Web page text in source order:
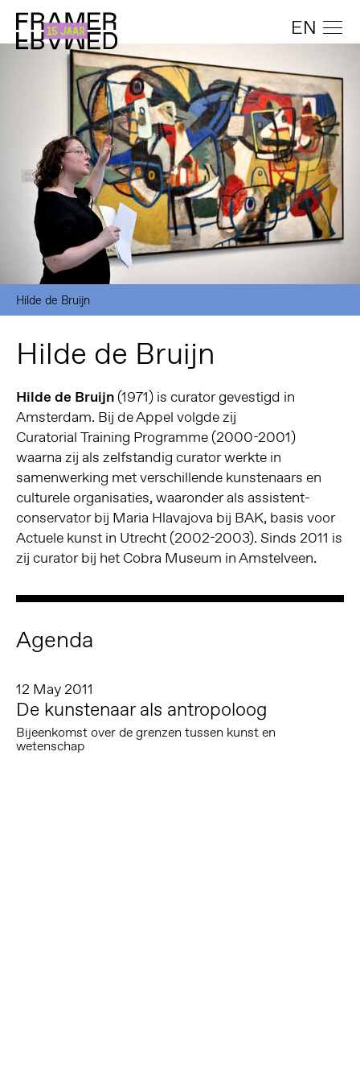
EN
Hilde de Bruijn
Hilde de Bruijn
Hilde de Bruijn(1971) is curator gevestigd in
Amsterdam. Bij de Appel volgde zij
Curatorial Training Programme (2000-2001)
waarna zij als zelfstandig curator werkte in
samenwerking met verschillende kunstenaars en
culturele organisaties, waaronder als assistent-
conservator bij Maria Hlavajova bij BAK, basis voor
Actuele kunst in Utrecht (2002-2003). Sinds 2011 is
zij curator bij het Cobra Museum in Amstelveen.
Agenda
12 May 2011
De kunstenaar als antropoloog
Bijeenkomst over de grenzen tussen kunst en
wetenschap